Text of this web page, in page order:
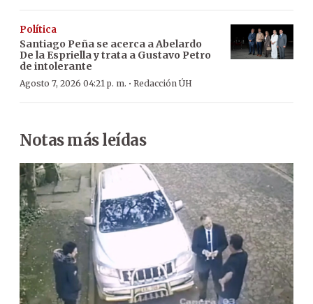
Política
Santiago Peña se acerca a Abelardo
De la Espriella y trata a Gustavo Petro
de intolerante
Agosto 7, 2026 04:21 p. m. · Redacción ÚH
Notas más leídas